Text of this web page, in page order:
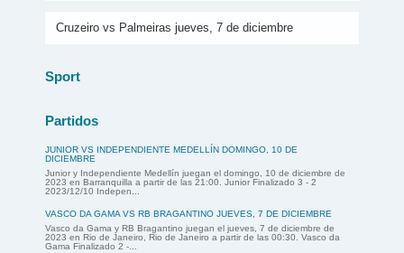
Cruzeiro vs Palmeiras jueves, 7 de diciembre
Sport
Partidos
JUNIOR VS INDEPENDIENTE MEDELLÍN DOMINGO, 10 DE
DICIEMBRE
Junior y Independiente Medellín juegan el domingo, 10 de diciembre de
2023 en Barranquilla a partir de las 21:00. Junior Finalizado 3 - 2
2023/12/10 Indepen...
VASCO DA GAMA VS RB BRAGANTINO JUEVES, 7 DE DICIEMBRE
Vasco da Gama y RB Bragantino juegan el jueves, 7 de diciembre de
2023 en Rio de Janeiro, Rio de Janeiro a partir de las 00:30. Vasco da
Gama Finalizado 2 -...